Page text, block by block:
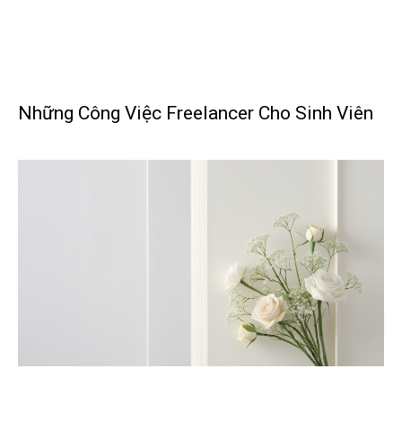
Những Công Việc Freelancer Cho Sinh Viên